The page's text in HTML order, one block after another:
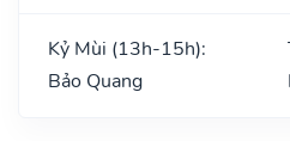
Kỷ Mùi (13h-15h):
Bảo Quang